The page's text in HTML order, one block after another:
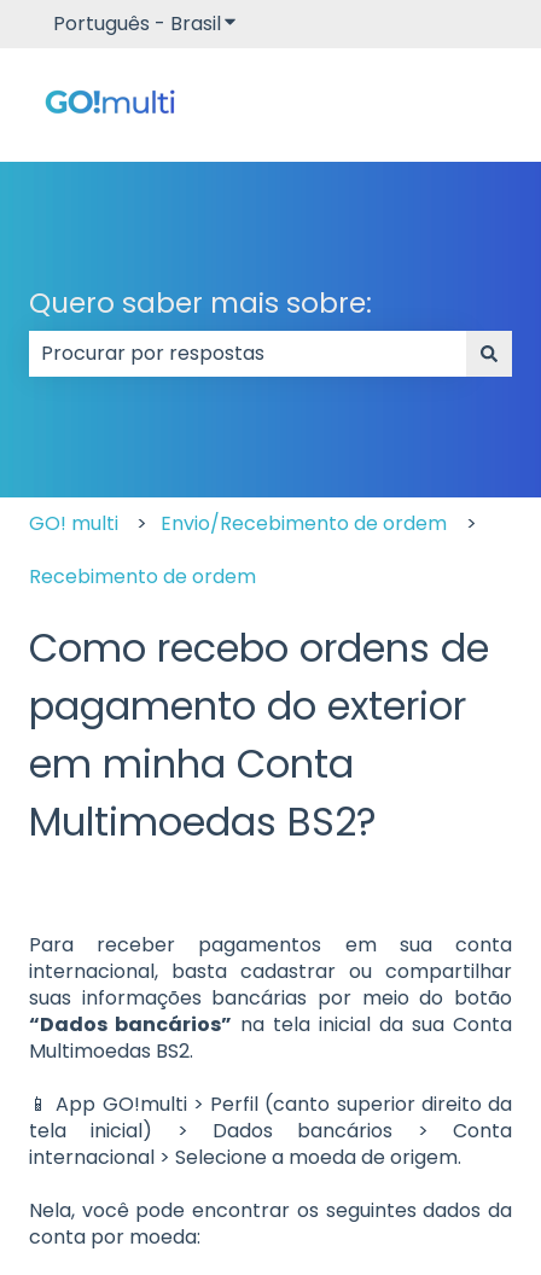
Português - BrasilMostrar submenu para traduções
Quero saber mais sobre:
GO! multi
Envio/Recebimento de ordem
Recebimento de ordem
Como recebo ordens de
pagamento do exterior
em minha Conta
Multimoedas BS2?
Para receber pagamentos em sua conta
internacional, basta cadastrar ou compartilhar
suas informações bancárias por meio do botão
“Dados bancários” na tela inicial da sua Conta
Multimoedas BS2.
📱 App GO!multi > Perfil (canto superior direito da
tela inicial) > Dados bancários > Conta
internacional > Selecione a moeda de origem.
Nela, você pode encontrar os seguintes dados da
conta por moeda: